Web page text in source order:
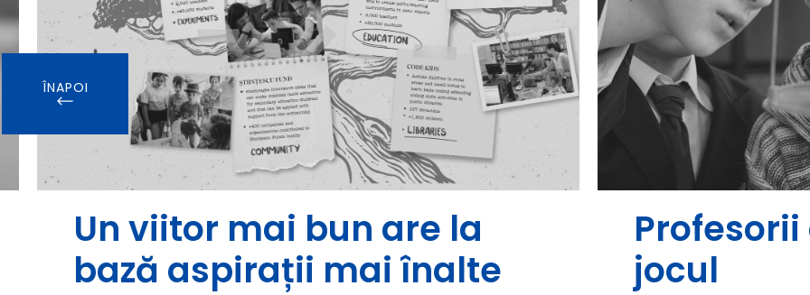
Un viitor mai bun are la
bază aspirații mai înalte
jocul
ÎNAPOI